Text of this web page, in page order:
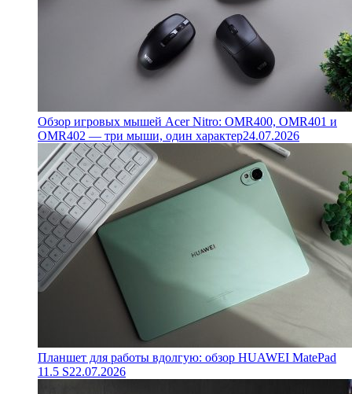
Обзор игровых мышей Acer Nitro: OMR400, OMR401 и
OMR402 — три мыши, один характер24.07.2026
Планшет для работы вдолгую: обзор HUAWEI MatePad
11.5 S22.07.2026